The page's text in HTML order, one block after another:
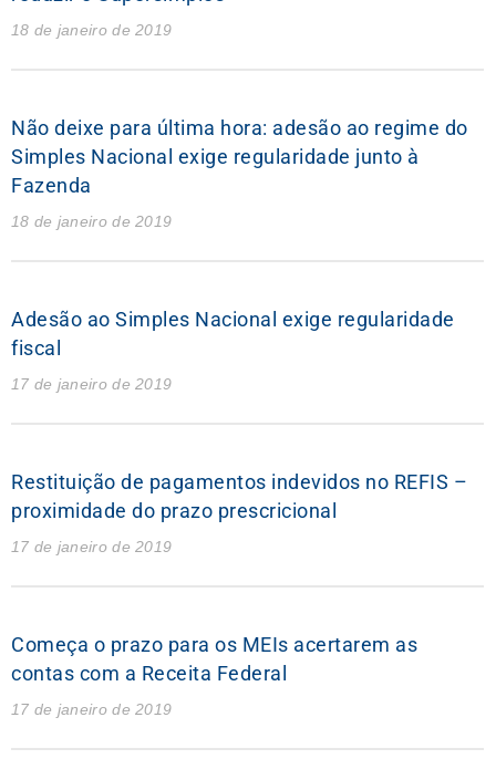
18 de janeiro de 2019
Não deixe para última hora: adesão ao regime do
Simples Nacional exige regularidade junto à
Fazenda
18 de janeiro de 2019
Adesão ao Simples Nacional exige regularidade
fiscal
17 de janeiro de 2019
Restituição de pagamentos indevidos no REFIS –
proximidade do prazo prescricional
17 de janeiro de 2019
Começa o prazo para os MEIs acertarem as
contas com a Receita Federal
17 de janeiro de 2019